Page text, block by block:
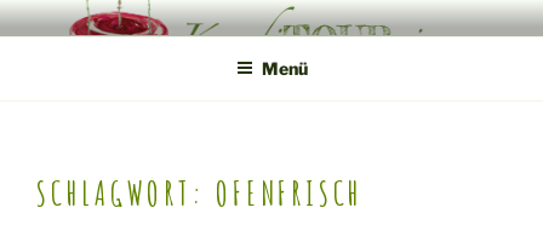
Zum
InhaltKONDITOUREI
Mobile Produktveredlung am Hof
Menü
SCHLAGWORT: OFENFRISCH